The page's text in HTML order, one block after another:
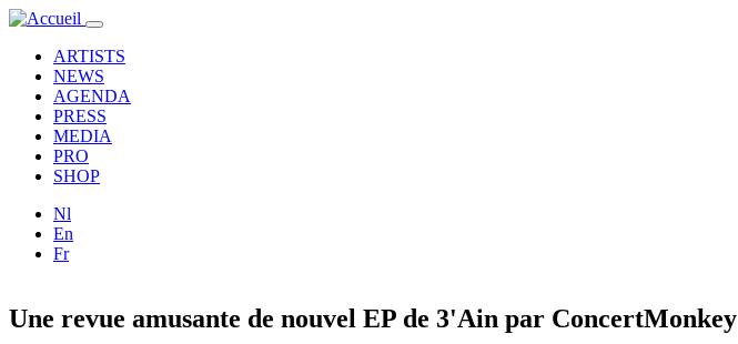
Aller au contenu principal
Toggle
navigation
ARTISTS
NEWS
AGENDA
PRESS
MEDIA
PRO
SHOP
Nl
En
Fr
Une revue amusante de nouvel EP de 3'Ain par ConcertMonkey